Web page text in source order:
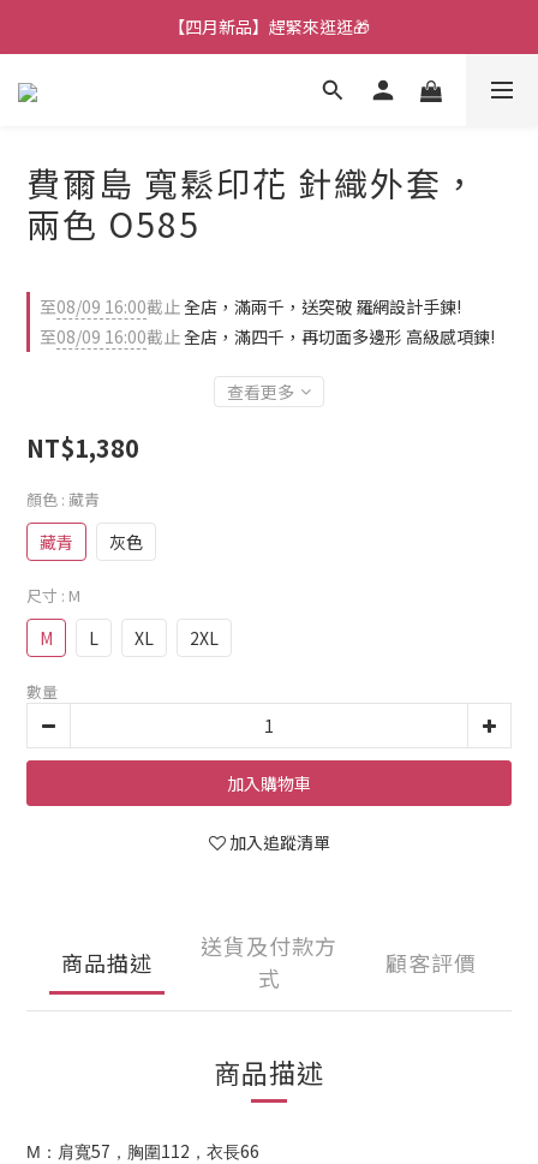
【七月新品】上架了!! 限時折扣優惠😍
【四月新品】趕緊來逛逛🎁
★加入官方LINE～好康攏底家🥰★
費爾島 寬鬆印花 針織外套，
兩色 O585
至08/09 16:00截止全店，滿兩千，送突破 羅網設計手鍊!
至08/09 16:00截止全店，滿四千，再切面多邊形 高級感項鍊!
查看更多
NT$1,380
顏色 : 藏青
藏青 灰色
尺寸 : M
M L XL 2XL
數量
加入購物車
加入追蹤清單
商品描述
送貨及付款方
式
顧客評價
商品描述
M ：肩寬57 ，胸圍112 ，衣長66